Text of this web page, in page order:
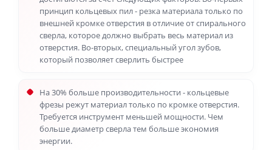
принцип кольцевых пил - резка материала только по
внешней кромке отверстия в отличие от спирального
сверла, которое должно выбрать весь материал из
отверстия. Во-вторых, специальный угол зубов,
который позволяет сверлить быстрее
На 30% больше производительности - кольцевые
фрезы режут материал только по кромке отверстия.
Требуется инструмент меньшей мощности. Чем
больше диаметр сверла тем больше экономия
энергии.